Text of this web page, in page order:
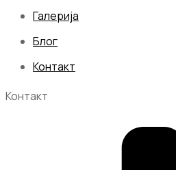
Галерија
Блог
Контакт
Контакт